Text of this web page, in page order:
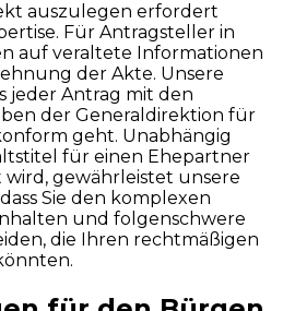
auszulegen erfordert
Für Antragsteller in
auf veraltete Informationen
der Akte. Unsere
jeder Antrag mit den
der Generaldirektion für
geht. Unabhängig
für einen Ehepartner
gewährleistet unsere
Sie den komplexen
und folgenschwere
die Ihren rechtmäßigen